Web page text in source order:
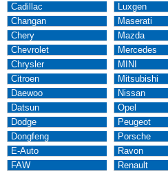
Cadillac
Changan
Chery
Chevrolet
Chrysler
Citroen
Daewoo
Datsun
Dodge
Dongfeng
E-Auto
FAW
Luxgen
Maserati
Mazda
Mercedes
MINI
Mitsubishi
Nissan
Opel
Peugeot
Porsche
Ravon
Renault